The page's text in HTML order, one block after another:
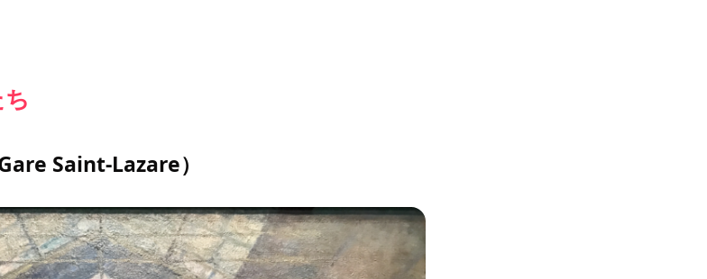
Saint-Lazare）